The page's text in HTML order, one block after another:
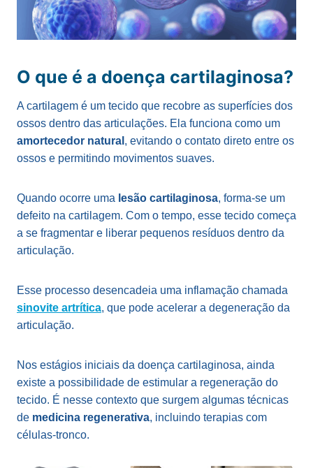
O que é a doença cartilaginosa?
A cartilagem é um tecido que recobre as superfícies dos
ossos dentro das articulações. Ela funciona como um
amortecedor natural , evitando o contato direto entre os
ossos e permitindo movimentos suaves.
Quando ocorre uma lesão cartilaginosa, forma-se um
defeito na cartilagem. Com o tempo, esse tecido começa
a se fragmentar e liberar pequenos resíduos dentro da
articulação.
Esse processo desencadeia uma inflamação chamada
sinovite artrítica, que pode acelerar a degeneração da
articulação.
Nos estágios iniciais da doença cartilaginosa, ainda
existe a possibilidade de estimular a regeneração do
tecido. É nesse contexto que surgem algumas técnicas
de medicina regenerativa, incluindo terapias com
células-tronco.